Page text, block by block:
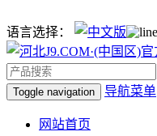
语言选择：
Toggle navigation 导航菜单
网站首页